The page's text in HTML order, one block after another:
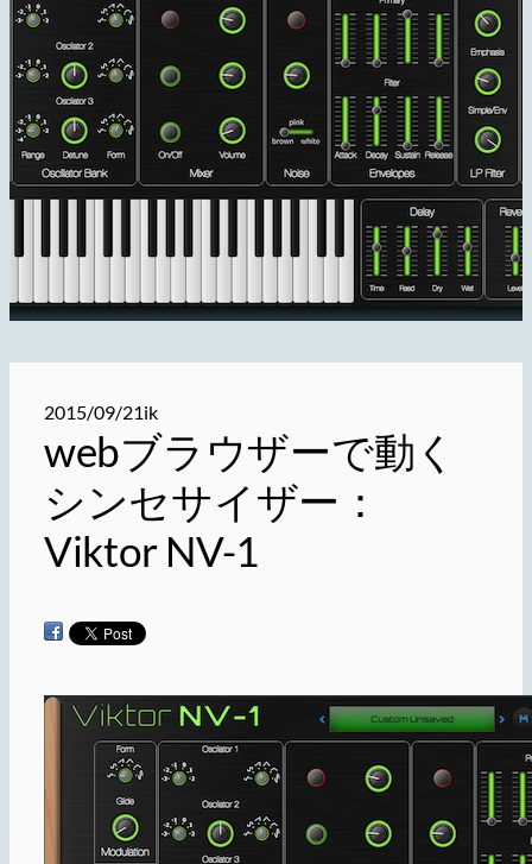
2015/09/21ik
webブラウザーで動く
シンセサイザー：
Viktor NV-1